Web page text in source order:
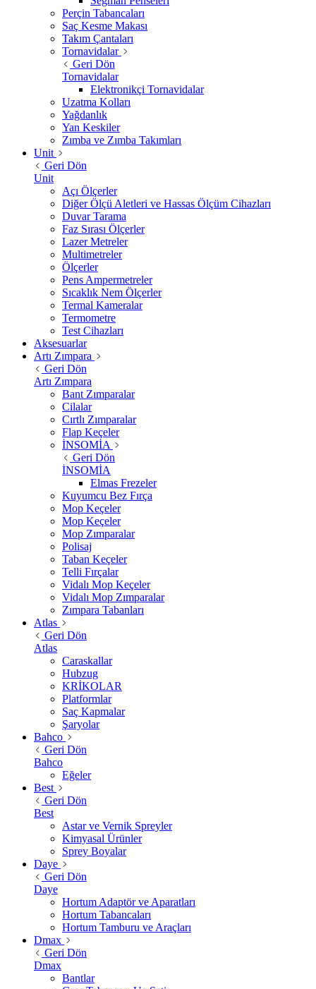
Perçin Tabancaları
Saç Kesme Makası
Takım Çantaları
Tornavidalar
Geri Dön
Tornavidalar
Elektronikçi Tornavidalar
Uzatma Kolları
Yağdanlık
Yan Keskiler
Zımba ve Zımba Takımları
Unit
Geri Dön
Unit
Açı Ölçerler
Diğer Ölçü Aletleri ve Hassas Ölçüm Cihazları
Duvar Tarama
Faz Sırası Ölçerler
Lazer Metreler
Multimetreler
Ölçerler
Pens Ampermetreler
Sıcaklık Nem Ölçerler
Termal Kameralar
Termometre
Test Cihazları
Aksesuarlar
Artı Zımpara
Geri Dön
Artı Zımpara
Bant Zımparalar
Cilalar
Cırtlı Zımparalar
Flap Keçeler
İNSOMİA
Geri Dön
İNSOMİA
Elmas Frezeler
Kuyumcu Bez Fırça
Mop Keçeler
Mop Keçeler
Mop Zımparalar
Polisaj
Taban Keçeler
Telli Fırçalar
Vidalı Mop Keçeler
Vidalı Mop Zımparalar
Zımpara Tabanları
Atlas
Geri Dön
Atlas
Caraskallar
Hubzug
KRİKOLAR
Platformlar
Saç Kapmalar
Şaryolar
Bahco
Geri Dön
Bahco
Eğeler
Best
Geri Dön
Best
Astar ve Vernik Spreyler
Kimyasal Ürünler
Sprey Boyalar
Daye
Geri Dön
Daye
Hortum Adaptör ve Aparatları
Hortum Tabancaları
Hortum Tamburu ve Araçları
Dmax
Geri Dön
Dmax
Bantlar